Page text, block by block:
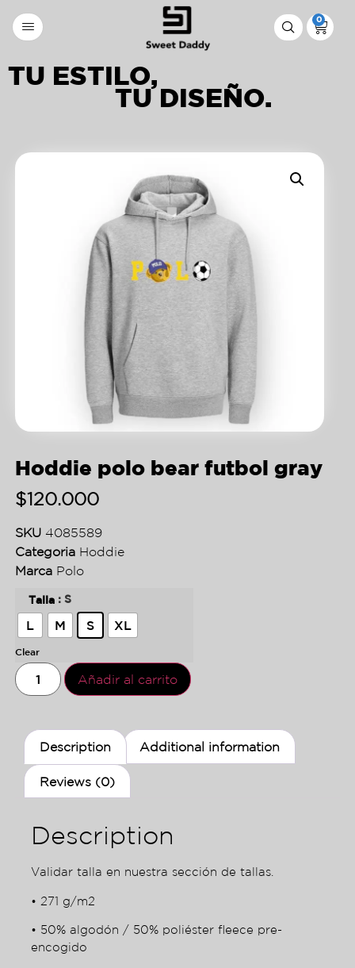
0
TU ESTILO,
TU DISEÑO.
Hoddie polo bear futbol gray
$120.000
SKU 4085589
Categoria Hoddie
Marca Polo
Talla : S
L M S XL
Clear
Añadir al carrito
Description Additional information
Reviews (0)
Description
Validar talla en nuestra sección de tallas.
• 271 g/m2
• 50% algodón / 50% poliéster fleece pre-
encogido